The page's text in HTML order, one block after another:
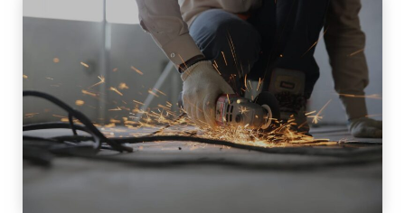
PETITE À
GRANDE
RÉNOVATION